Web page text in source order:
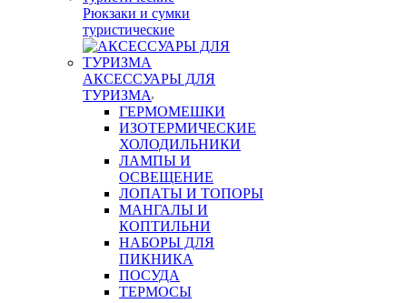
Рюкзаки и сумки
туристические
АКСЕССУАРЫ ДЛЯ
ТУРИЗМА
ГЕРМОМЕШКИ
ИЗОТЕРМИЧЕСКИЕ
ХОЛОДИЛЬНИКИ
ЛАМПЫ И
ОСВЕЩЕНИЕ
ЛОПАТЫ И ТОПОРЫ
МАНГАЛЫ И
КОПТИЛЬНИ
НАБОРЫ ДЛЯ
ПИКНИКА
ПОСУДА
ТЕРМОСЫ